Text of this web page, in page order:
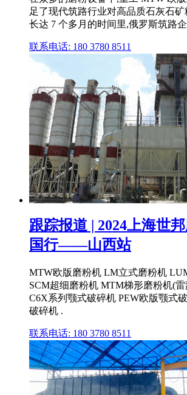
足了现代筑路行业对高品质石灰石
长达 7 个多月的时间里,俄罗斯筑路
联系电话: 180 3780 8511
跟踪报道 | 2024上海世
国行——山西站
MTW欧版磨粉机 LM立式磨粉机
SCM超细磨粉机 MTM梯形磨粉机(
C6X系列颚式破碎机 PEW欧版颚式
破碎机 .
联系电话: 180 3780 8511